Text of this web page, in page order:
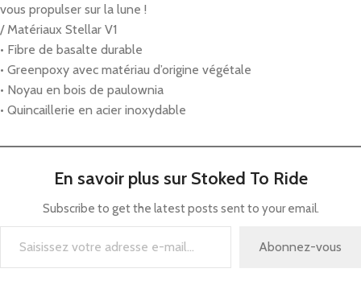
vous propulser sur la lune !
/ Matériaux Stellar V1
• Fibre de basalte durable
• Greenpoxy avec matériau d’origine végétale
• Noyau en bois de paulownia
• Quincaillerie en acier inoxydable
En savoir plus sur Stoked To Ride
Subscribe to get the latest posts sent to your email.
Abonnez-vous